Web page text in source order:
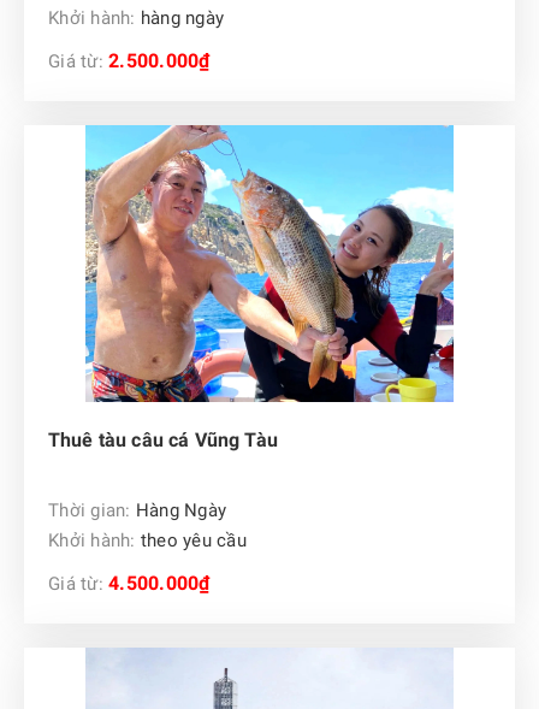
Khởi hành: hàng ngày
Giá từ: 2.500.000₫
Thuê tàu câu cá Vũng Tàu
Thời gian: Hàng Ngày
Khởi hành: theo yêu cầu
Giá từ: 4.500.000₫